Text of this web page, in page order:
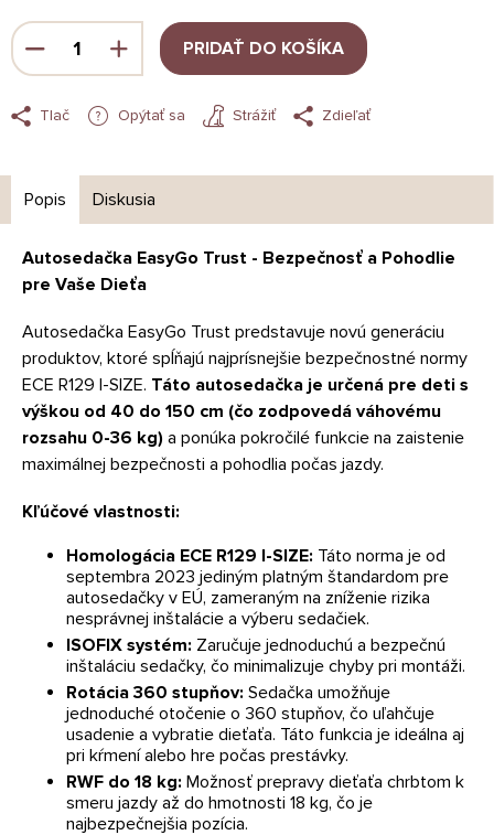
PRIDAŤ DO KOŠÍKA
Tlač Opýtať sa Strážiť Zdieľať
Popis Diskusia
Autosedačka EasyGo Trust - Bezpečnosť a Pohodlie
pre Vaše Dieťa
Autosedačka EasyGo Trust predstavuje novú generáciu
produktov, ktoré spĺňajú najprísnejšie bezpečnostné normy
ECE R129 I-SIZE. Táto autosedačka je určená pre deti s
výškou od 40 do 150 cm (čo zodpovedá váhovému
rozsahu 0-36 kg) a ponúka pokročilé funkcie na zaistenie
maximálnej bezpečnosti a pohodlia počas jazdy.
Kľúčové vlastnosti:
Homologácia ECE R129 I-SIZE: Táto norma je od
septembra 2023 jediným platným štandardom pre
autosedačky v EÚ, zameraným na zníženie rizika
nesprávnej inštalácie a výberu sedačiek.
ISOFIX systém: Zaručuje jednoduchú a bezpečnú
inštaláciu sedačky, čo minimalizuje chyby pri montáži.
Rotácia 360 stupňov: Sedačka umožňuje
jednoduché otočenie o 360 stupňov, čo uľahčuje
usadenie a vybratie dieťaťa. Táto funkcia je ideálna aj
pri kŕmení alebo hre počas prestávky.
RWF do 18 kg: Možnosť prepravy dieťaťa chrbtom k
smeru jazdy až do hmotnosti 18 kg, čo je
najbezpečnejšia pozícia.